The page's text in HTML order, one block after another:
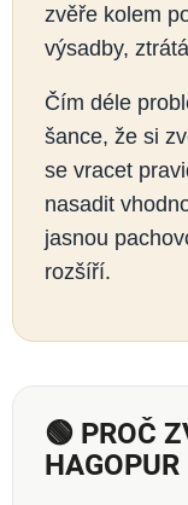
zvěře kolem
výsadby,
Čím déle
šance, že si
se vracet
nasadit
jasnou
rozšíří.
🟢 PROČ
HAGOPUR